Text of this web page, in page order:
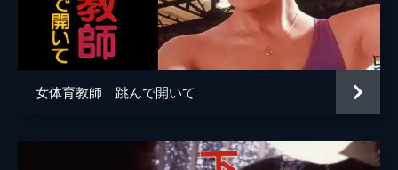
女体育教師 跳んで開いて